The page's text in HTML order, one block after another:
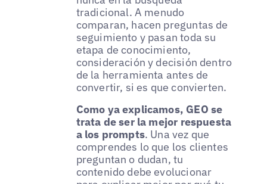
tradicional. A menudo
comparan, hacen preguntas de
seguimiento y pasan toda su
etapa de conocimiento,
consideración y decisión dentro
de la herramienta antes de
convertir, si es que convierten.
Como ya explicamos, GEO se
trata de ser la mejor respuesta
a los prompts. Una vez que
comprendes lo que los clientes
preguntan o dudan, tu
contenido debe evolucionar